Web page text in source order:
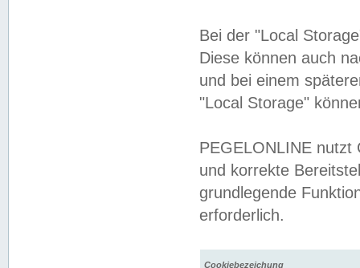
Bei der "Local
Diese können auch
und bei einem
"Local Storage"
PEGELONLINE nutzt
und korrekte
grundlegende
erforderlich.
Cookiebezeichung